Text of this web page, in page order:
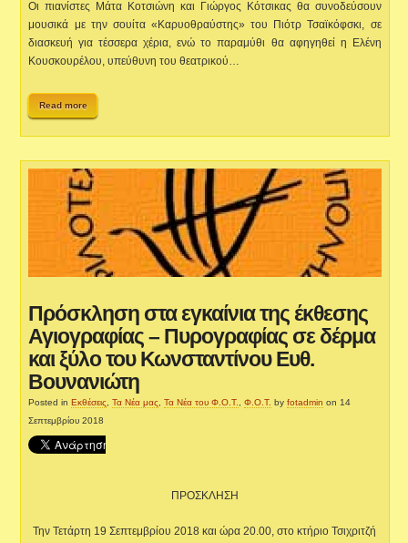
Οι πιανίστες Μάτα Κοτσιώνη και Γιώργος Κότσικας θα συνοδεύσουν
μουσικά με την σουίτα «Καρυοθραύστης» του Πιότρ Τσαϊκόφσκι, σε
διασκευή για τέσσερα χέρια, ενώ το παραμύθι θα αφηγηθεί η Ελένη
Κουσκουρέλου, υπεύθυνη του θεατρικού…
Read more
Πρόσκληση στα εγκαίνια της έκθεσης
Αγιογραφίας – Πυρογραφίας σε δέρμα
και ξύλο του Κωνσταντίνου Ευθ.
Βουνανιώτη
Posted inΕκθέσεις ,Τα Νέα μας ,Τα Νέα του Φ.Ο.Τ. ,Φ.Ο.Τ. byfotadmin on 14
Σεπτεμβρίου 2018
ΠΡΟΣΚΛΗΣΗ
Την Τετάρτη 19 Σεπτεμβρίου 2018 και ώρα 20.00, στο κτήριο Τσιχριτζή